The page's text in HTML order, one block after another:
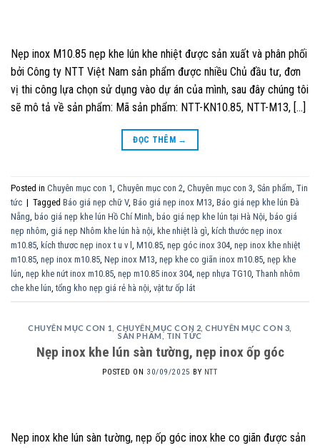
Nẹp inox M10.85 nẹp khe lún khe nhiệt được sản xuất và phân phối
bởi Công ty NTT Việt Nam sản phẩm được nhiều Chủ đầu tư, đơn
vị thi công lựa chọn sử dụng vào dự án của mình, sau đây chúng tôi
sẽ mô tả về sản phẩm: Mã sản phẩm: NTT-KN10.85, NTT-M13, […]
ĐỌC THÊM →
Posted in Chuyên mục con 1, Chuyên mục con 2, Chuyên mục con 3, Sản phẩm, Tin
tức | Tagged Báo giá nẹp chữ V, Báo giá nẹp inox M13, Báo giá nẹp khe lún Đà
Nẵng, báo giá nẹp khe lún Hồ Chí Minh, báo giá nẹp khe lún tại Hà Nội, báo giá
nẹp nhôm, giá nẹp Nhôm khe lún hà nội, khe nhiệt là gì, kích thước nẹp inox
m10.85, kích thươc nẹp inox t u v l , M10.85, nẹp góc inox 304, nẹp inox khe nhiệt
m10.85, nẹp inox m10.85, Nẹp inox M13, nẹp khe co giãn inox m10.85, nẹp khe
lún, nẹp khe nứt inox m10.85, nẹp m10.85 inox 304, nẹp nhựa TG10, Thanh nhôm
che khe lún,tổng kho nẹp giá rẻ hà nội, vật tư ốp lát
CHUYÊN MỤC CON 1 ,CHUYÊN MỤC CON 2 ,CHUYÊN MỤC CON 3
SẢN PHẨM , TIN TỨC
Nẹp inox khe lún sàn tường, nẹp inox ốp góc
POSTED ON 30/09/2025 BY NTT
Nẹp inox khe lún sàn tường, nẹp ốp góc inox khe co giãn được sản